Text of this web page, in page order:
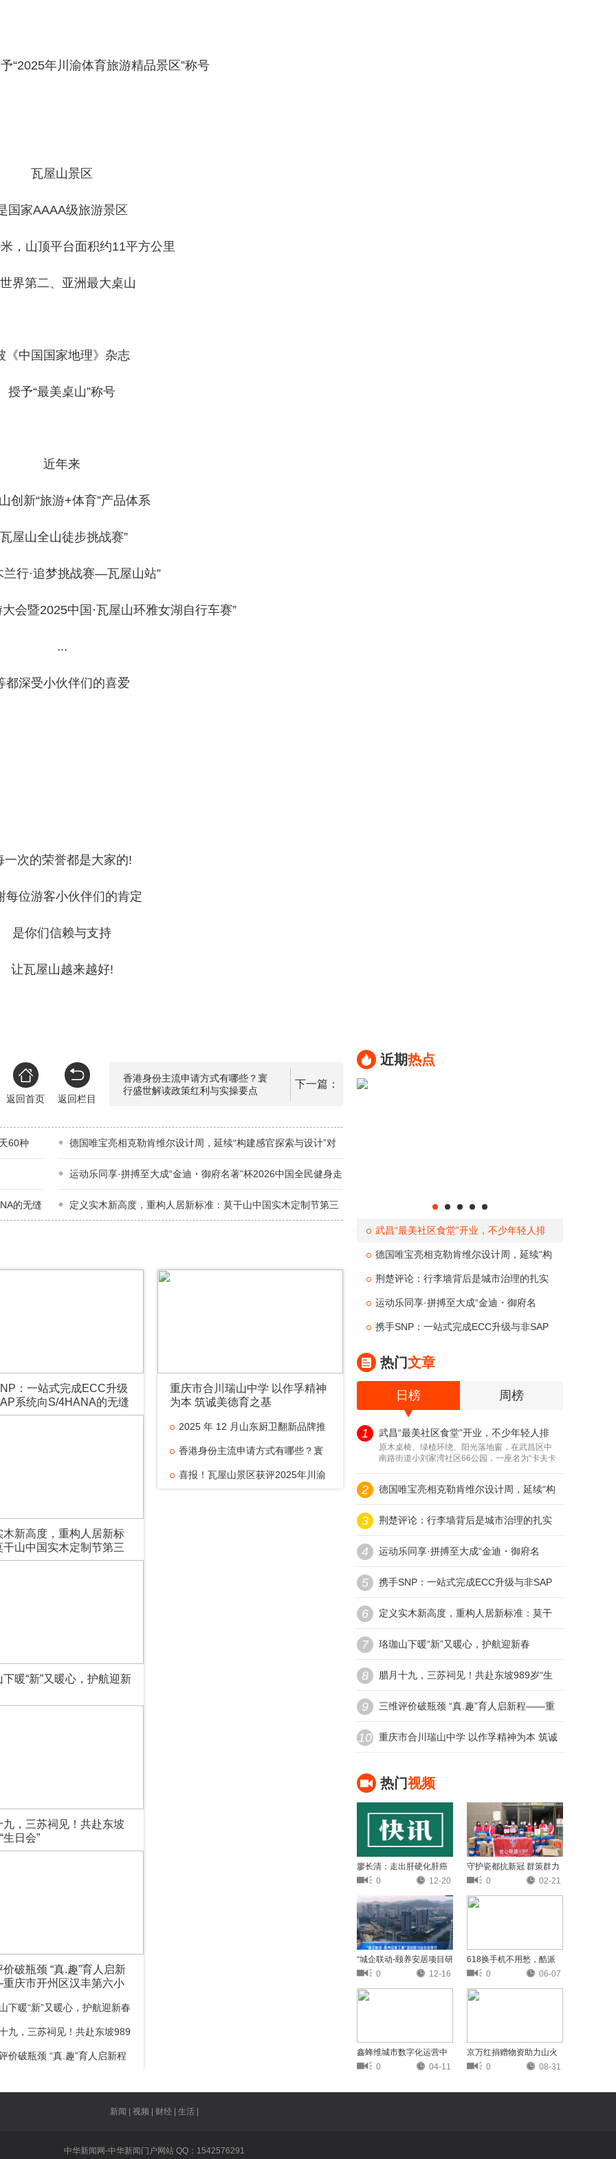
“2025年川渝体育旅游精品景区”称号
瓦屋山景区
国家AAAA级旅游景区
，山顶平台面积约11平方公里
界第二、亚洲最大桌山
《中国国家地理》杂志
授予“最美桌山”称号
近年来
创新“旅游+体育”产品体系
瓦屋山全山徒步挑战赛”
兰行·追梦挑战赛—瓦屋山站”
会暨2025中国·瓦屋山环雅女湖自行车赛”
...
都深受小伙伴们的喜爱
一次的荣誉都是大家的!
每位游客小伙伴们的肯定
是你们信赖与支持
让瓦屋山越来越好!
返回首页 返回栏目
香港身份主流申请方式有哪些？寰
行盛世解读政策红利与实操要点
下一篇：
60种 德国唯宝亮相克勒肯维尔设计周，延续“构建感官探索与设计”对
话 运动乐同享·拼搏至大成“金迪・御府名著”杯2026中国全民健身走
（跑）大赛（四川・乐至站）全国百城联
的无缝 定义实木新高度，重构人居新标准：莫干山中国实木定制节第三
：一站式完成ECC升级
系统向S/4HANA的无缝
木新高度，重构人居新标
干山中国实木定制节第三
“好房子”7M标准发布会
暖“新”又暖心，护航迎新
九，三苏祠见！共赴东坡
生日会”
破瓶颈 “真.趣”育人启新
庆市开州区汉丰第六小
下暖“新”又暖心，护航迎新春
九，三苏祠见！共赴东坡989
会”
价破瓶颈 “真.趣”育人启新程
重庆市合川瑞山中学 以作孚精神
为本 筑诚美德育之基
2025 年 12 月山东厨卫翻新品牌推
荐：口碑盘点 + 3000 万家庭实测选购
指南
香港身份主流申请方式有哪些？寰
行盛世解读政策红利与实操要点
喜报！瓦屋山景区获评2025年川渝
近期热点
武昌“最美社区食堂”开业，不少年轻人排
队到门外：每天60种菜、2.58元/两，“比外
卖香”
德国唯宝亮相克勒肯维尔设计周，延续“构
建感官探索与设计”对话
荆楚评论：行李墙背后是城市治理的扎实
底气运动乐同享·拼搏至大成“金迪・御府名
著”杯2026中国全民健身走（跑）大赛（四
川・乐至站）全国百城联
携手SNP：一站式完成ECC升级与非SAP
系统向S/4HANA的无缝整合
热门文章
日榜 周榜
1 武昌“最美社区食堂”开业，不少年轻人排
队到门外：每天60种菜、2.58元/两，“比
外卖香”
原木桌椅、绿植环绕、阳光落地窗，在武昌区中
南路街道小刘家湾社区66公园，一座名为“卡夫卡
2 德国唯宝亮相克勒肯维尔设计周，延续“构
建感官探索与设计”对话
3 荆楚评论：行李墙背后是城市治理的扎实
底气
4 运动乐同享·拼搏至大成“金迪・御府名
著”杯2026中国全民健身走（跑）大赛
（四川・乐至站）全国百城联
5 携手SNP：一站式完成ECC升级与非SAP
系统向S/4HANA的无缝整合
6 定义实木新高度，重构人居新标准：莫干
山中国实木定制节第三季暨实木“好房
子”7M标准发布会在德清盛大举
7 珞珈山下暖“新”又暖心，护航迎新春
8 腊月十九，三苏祠见！共赴东坡989岁“生
日会”
9 三维评价破瓶颈 “真.趣”育人启新程——重
庆市开州区汉丰第六小学教育评价改革实
10 重庆市合川瑞山中学 以作孚精神为本 筑诚
热门视频
廖长清：走出肝硬化肝癌
的误区
0 12-20
守护瓷都抗新冠 群策群力
迎新篇
0 02-21
“城企联动-颐养安居项目研
讨会在京举行
0 12-16
618换手机不用愁，酷派
三款性价比之王登录京东
0 06-07
鑫蜂维城市数字化运营中
心项目 引各地方政府积极
参访调研
0 04-11
京万红捐赠物资助力山火
救援，向逆火而行的英雄
致敬 0 08-31
新闻 | 视频 | 财经 | 生活 |
中华新闻网-中华新闻门户网站 QQ：1542576291